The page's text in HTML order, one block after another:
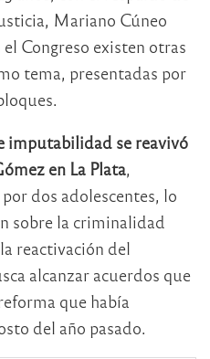
Mariano Cúneo
Congreso existen otras
tema, presentadas por
imputabilidad se reavivó
en La Plata
dos adolescentes, lo
sobre la criminalidad
reactivación del
alcanzar acuerdos que
que había
del año pasado.